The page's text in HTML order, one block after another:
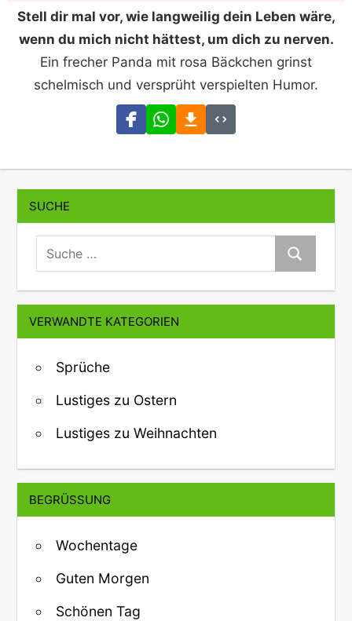
Stell dir mal vor, wie langweilig dein Leben wäre,
wenn du mich nicht hättest, um dich zu nerven.
Ein frecher Panda mit rosa Bäckchen grinst
schelmisch und versprüht verspielten Humor.
SUCHE
suche:
Suche
VERWANDTE KATEGORIEN
Sprüche
Lustiges zu Ostern
Lustiges zu Weihnachten
BEGRÜSSUNG
Wochentage
Guten Morgen
Schönen Tag